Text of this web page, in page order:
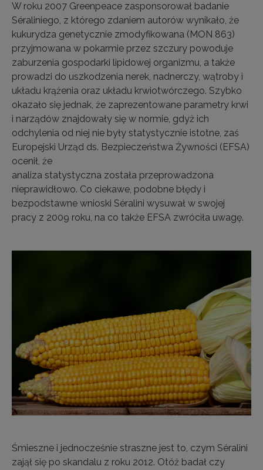
W roku 2007 Greenpeace zasponsorował badanie
Séraliniego, z którego zdaniem autorów wynikało, że
kukurydza genetycznie zmodyfikowana (MON 863)
przyjmowana w pokarmie przez szczury powoduje
zaburzenia gospodarki lipidowej organizmu, a także
prowadzi do uszkodzenia nerek, nadnerczy, wątroby i
układu krążenia oraz układu krwiotwórczego. Szybko
okazało się jednak, że zaprezentowane parametry krwi
i narządów znajdowały się w normie, gdyż ich
odchylenia od niej nie były statystycznie istotne, zaś
Europejski Urząd ds. Bezpieczeństwa Żywności (EFSA)
ocenił, że
analiza statystyczna została przeprowadzona
nieprawidłowo. Co ciekawe, podobne błędy i
bezpodstawne wnioski Séralini wysuwał w swojej
pracy z 2009 roku, na co także EFSA zwróciła uwagę.
Śmieszne i jednocześnie straszne jest to, czym Séralini
zajął się po skandalu z roku 2012. Otóż badał czy